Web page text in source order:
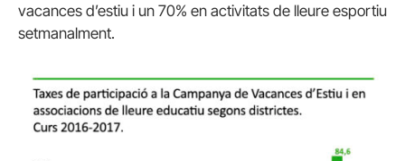
vacances d’estiu i un 70% en activitats de lleure esportiu
setmanalment.